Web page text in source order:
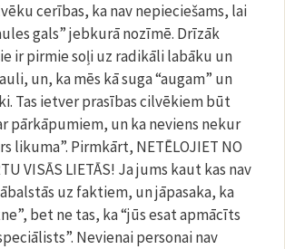
cerības, ka nav nepieciešams, lai
gals” jebkurā nozīmē. Drīzāk
ir pirmie soļi uz radikāli labāku un
un, ka mēs kā suga “augam” un
Tas ietver prasības cilvēkiem būt
pārkāpumiem, un ka neviens nekur
likuma”. Pirmkārt, NETĒLOJIET NO
VISĀS LIETĀS! Ja jums kaut kas nav
uz faktiem, un jāpasaka, ka
bet ne tas, ka “jūs esat apmācīts
Nevienai personai nav